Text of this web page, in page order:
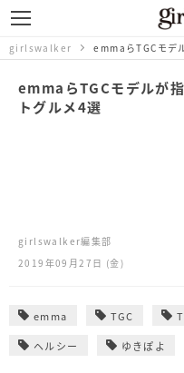
girlswalker
emmaらTGCモデルが
トグルメ4選
girlswalker編集部
2019年09月27日 (金)
emma TGC
ヘルシー ゆきぽよ